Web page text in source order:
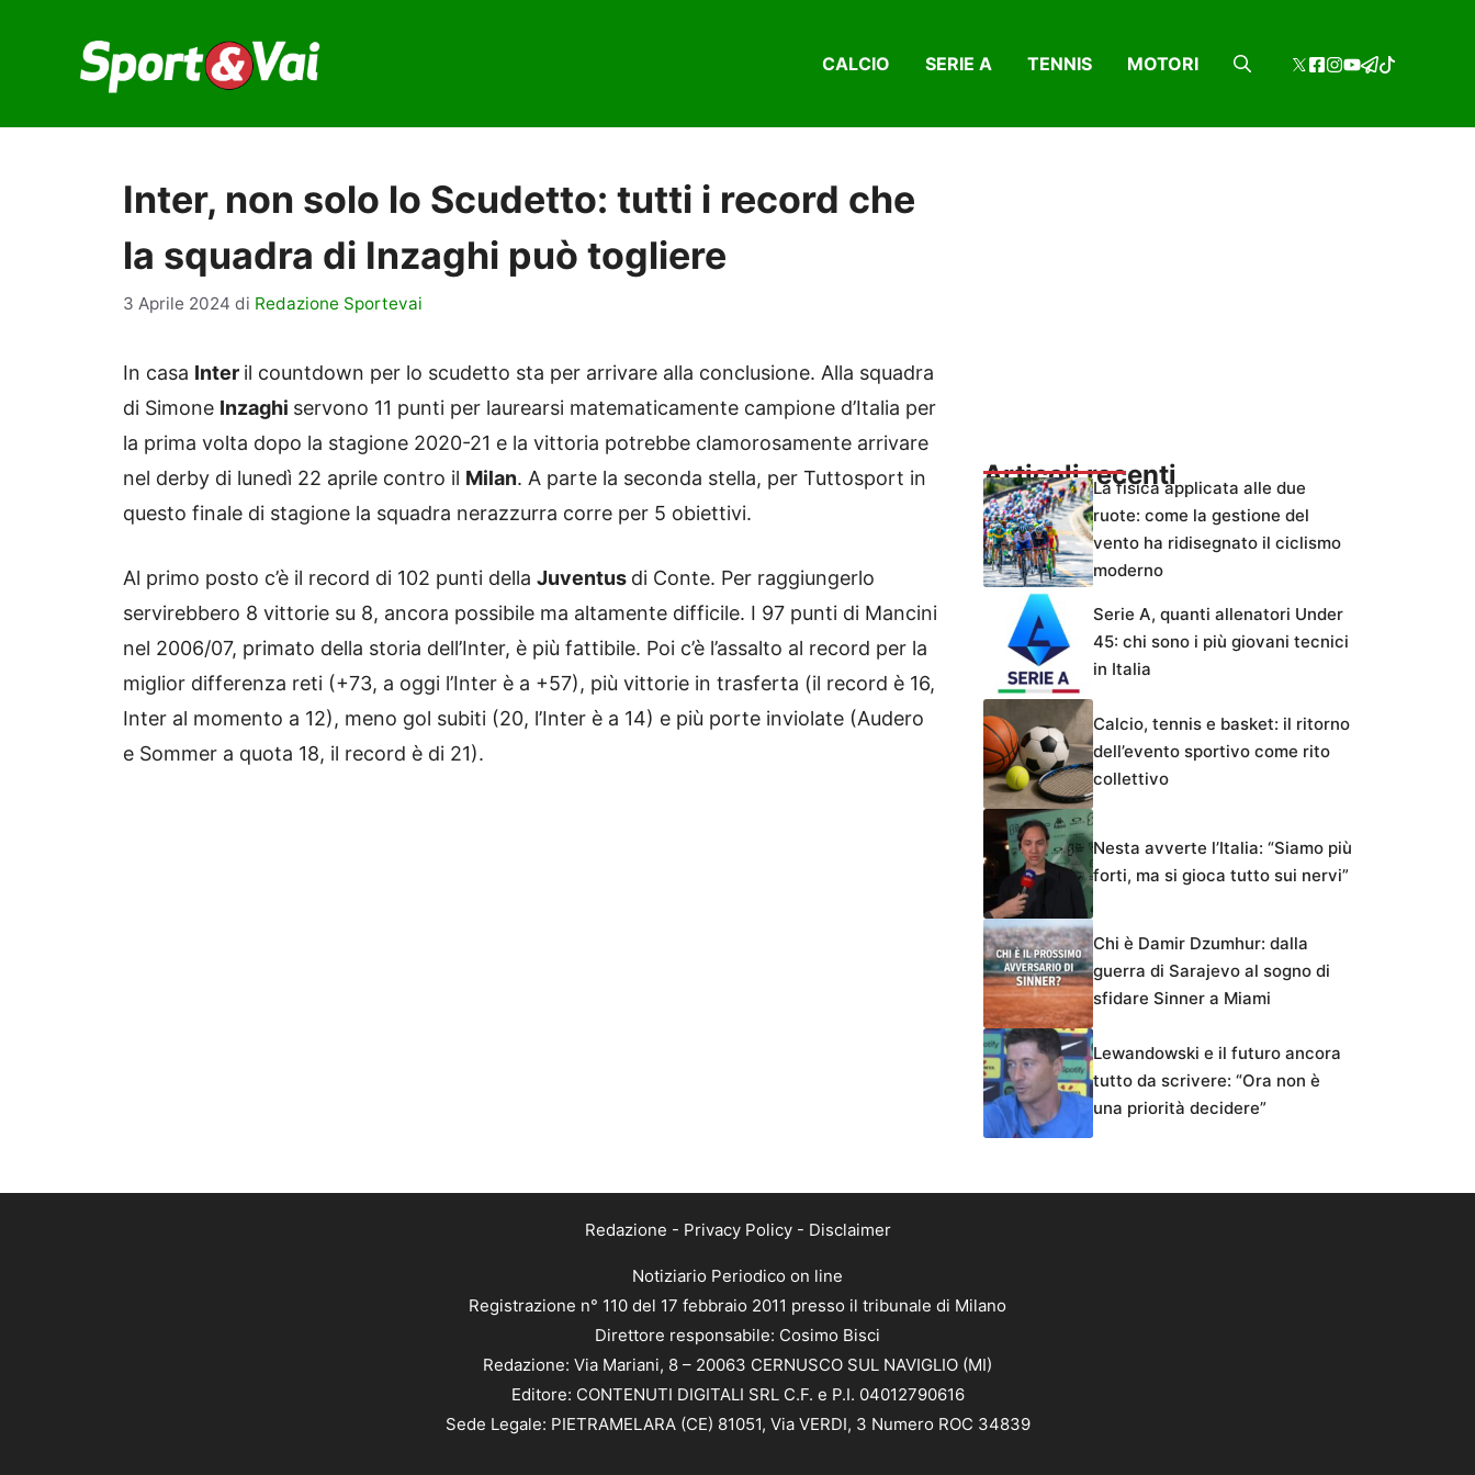
contenuto
CALCIO SERIE A TENNIS MOTORI
Inter, non solo lo Scudetto: tutti i record che
la squadra di Inzaghi può togliere
3 Aprile 2024 di Redazione Sportevai
In casa Inter il countdown per lo scudetto sta per arrivare alla conclusione. Alla squadra
di Simone Inzaghi servono 11 punti per laurearsi matematicamente campione d’Italia per
la prima volta dopo la stagione 2020-21 e la vittoria potrebbe clamorosamente arrivare
nel derby di lunedì 22 aprile contro il Milan. A parte la seconda stella, per Tuttosport in
questo finale di stagione la squadra nerazzurra corre per 5 obiettivi.
Al primo posto c’è il record di 102 punti della Juventus di Conte. Per raggiungerlo
servirebbero 8 vittorie su 8, ancora possibile ma altamente difficile. I 97 punti di Mancini
nel 2006/07, primato della storia dell’Inter, è più fattibile. Poi c’è l’assalto al record per la
miglior differenza reti (+73, a oggi l’Inter è a +57), più vittorie in trasferta (il record è 16,
Inter al momento a 12), meno gol subiti (20, l’Inter è a 14) e più porte inviolate (Audero
e Sommer a quota 18, il record è di 21).
Articoli recentiLa fisica applicata alle due
ruote: come la gestione del
vento ha ridisegnato il ciclismo
moderno
Serie A, quanti allenatori Under
45: chi sono i più giovani tecnici
in Italia
Calcio, tennis e basket: il ritorno
dell’evento sportivo come rito
collettivo
Nesta avverte l’Italia: “Siamo più
forti, ma si gioca tutto sui nervi”
Chi è Damir Dzumhur: dalla
guerra di Sarajevo al sogno di
sfidare Sinner a Miami
Lewandowski e il futuro ancora
tutto da scrivere: “Ora non è
una priorità decidere”
Redazione - Privacy Policy- Disclaimer
Notiziario Periodico on line
Registrazione n° 110 del 17 febbraio 2011 presso il tribunale di Milano
Direttore responsabile: Cosimo Bisci
Redazione: Via Mariani, 8 – 20063 CERNUSCO SUL NAVIGLIO (MI)
Editore: CONTENUTI DIGITALI SRL C.F. e P.I. 04012790616
Sede Legale: PIETRAMELARA (CE) 81051, Via VERDI, 3 Numero ROC 34839